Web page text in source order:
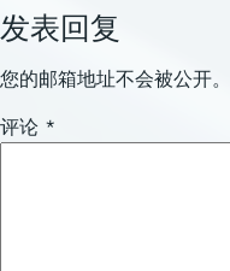
发表回复
您的邮箱地址不会被公开。
评论 *